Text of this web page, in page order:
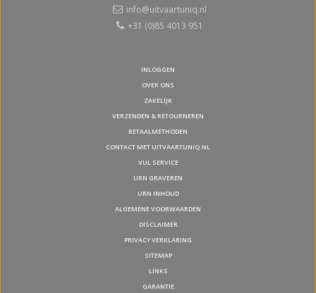
info@uitvaartuniq.nl
+31 (0)85 4013 951
INLOGGEN
OVER ONS
ZAKELIJK
VERZENDEN & RETOURNEREN
BETAALMETHODEN
CONTACT MET UITVAARTUNIQ.NL
VUL SERVICE
URN GRAVEREN
URN INHOUD
ALGEMENE VOORWAARDEN
DISCLAIMER
PRIVACY VERKLARING
SITEMAP
LINKS
GARANTIE